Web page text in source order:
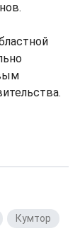
Кумтор